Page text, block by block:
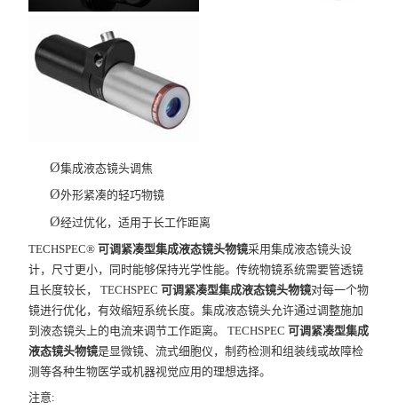
Ø集成液态镜头调焦
Ø外形紧凑的轻巧物镜
Ø经过优化，适用于长工作距离
TECHSPEC®可调紧凑型集成液态镜头物镜采用集成液态镜头设
计，尺寸更小，同时能够保持光学性能。传统物镜系统需要管透镜
且长度较长， TECHSPEC可调紧凑型集成液态镜头物镜对每一个物
镜进行优化，有效缩短系统长度。集成液态镜头允许通过调整施加
到液态镜头上的电流来调节工作距离。 TECHSPEC可调紧凑型集成
液态镜头物镜是显微镜、流式细胞仪，制药检测和组装线或故障检
测等各种生物医学或机器视觉应用的理想选择。
注意: